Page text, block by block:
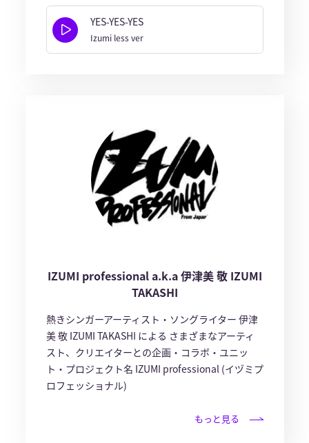
YES-YES-YES
Izumi less ver
IZUMI professional a.k.a 伊津美 敬 IZUMI
TAKASHI
熱きシンガーアーティスト・ソングライター 伊津
美 敬 IZUMI TAKASHI による さまざまなアーティ
スト、クリエイターとの企画・コラボ・ユニッ
ト・プロジェクト名 IZUMI professional (イヅミプ
ロフェッショナル)
もっと見る